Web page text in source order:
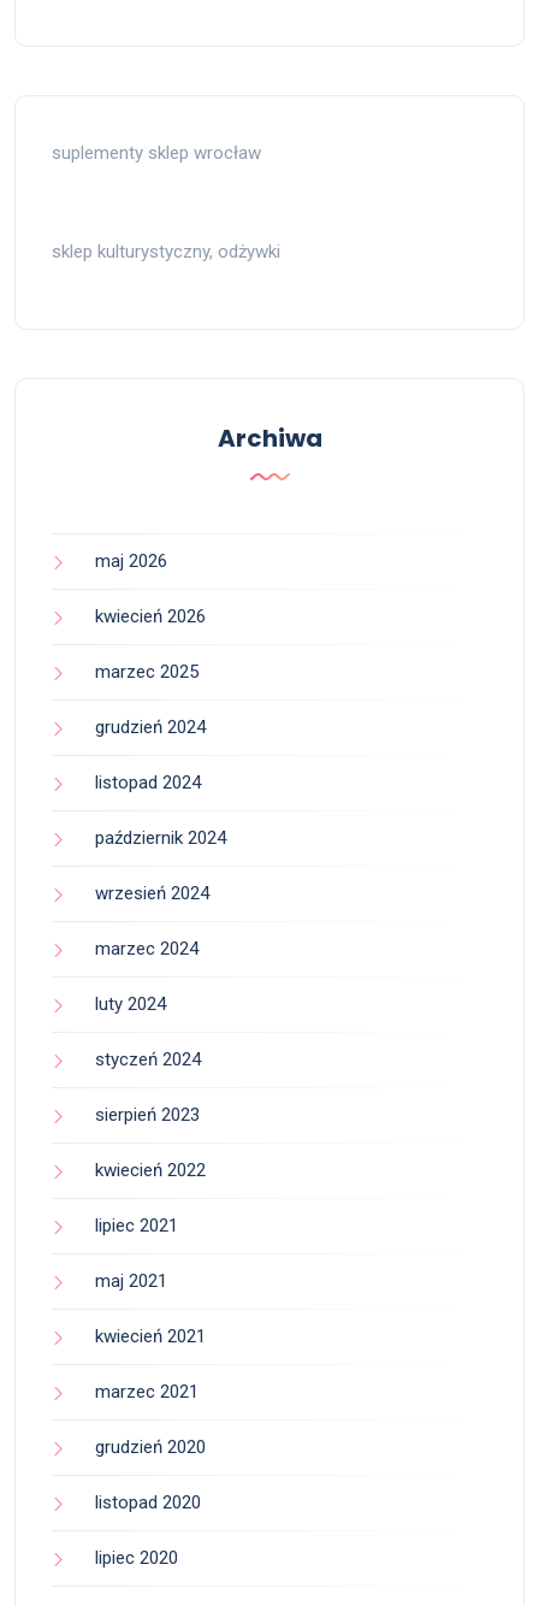
suplementy sklep wrocław
sklep kulturystyczny, odżywki
Archiwa
maj 2026
kwiecień 2026
marzec 2025
grudzień 2024
listopad 2024
październik 2024
wrzesień 2024
marzec 2024
luty 2024
styczeń 2024
sierpień 2023
kwiecień 2022
lipiec 2021
maj 2021
kwiecień 2021
marzec 2021
grudzień 2020
listopad 2020
lipiec 2020